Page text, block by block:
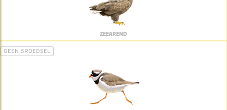
ZEEAREND
GEEN BROEDSEL